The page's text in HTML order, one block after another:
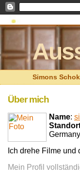
Simons
Über mich
Name:
Germany
Ich drehe Filme und
Mein Profil